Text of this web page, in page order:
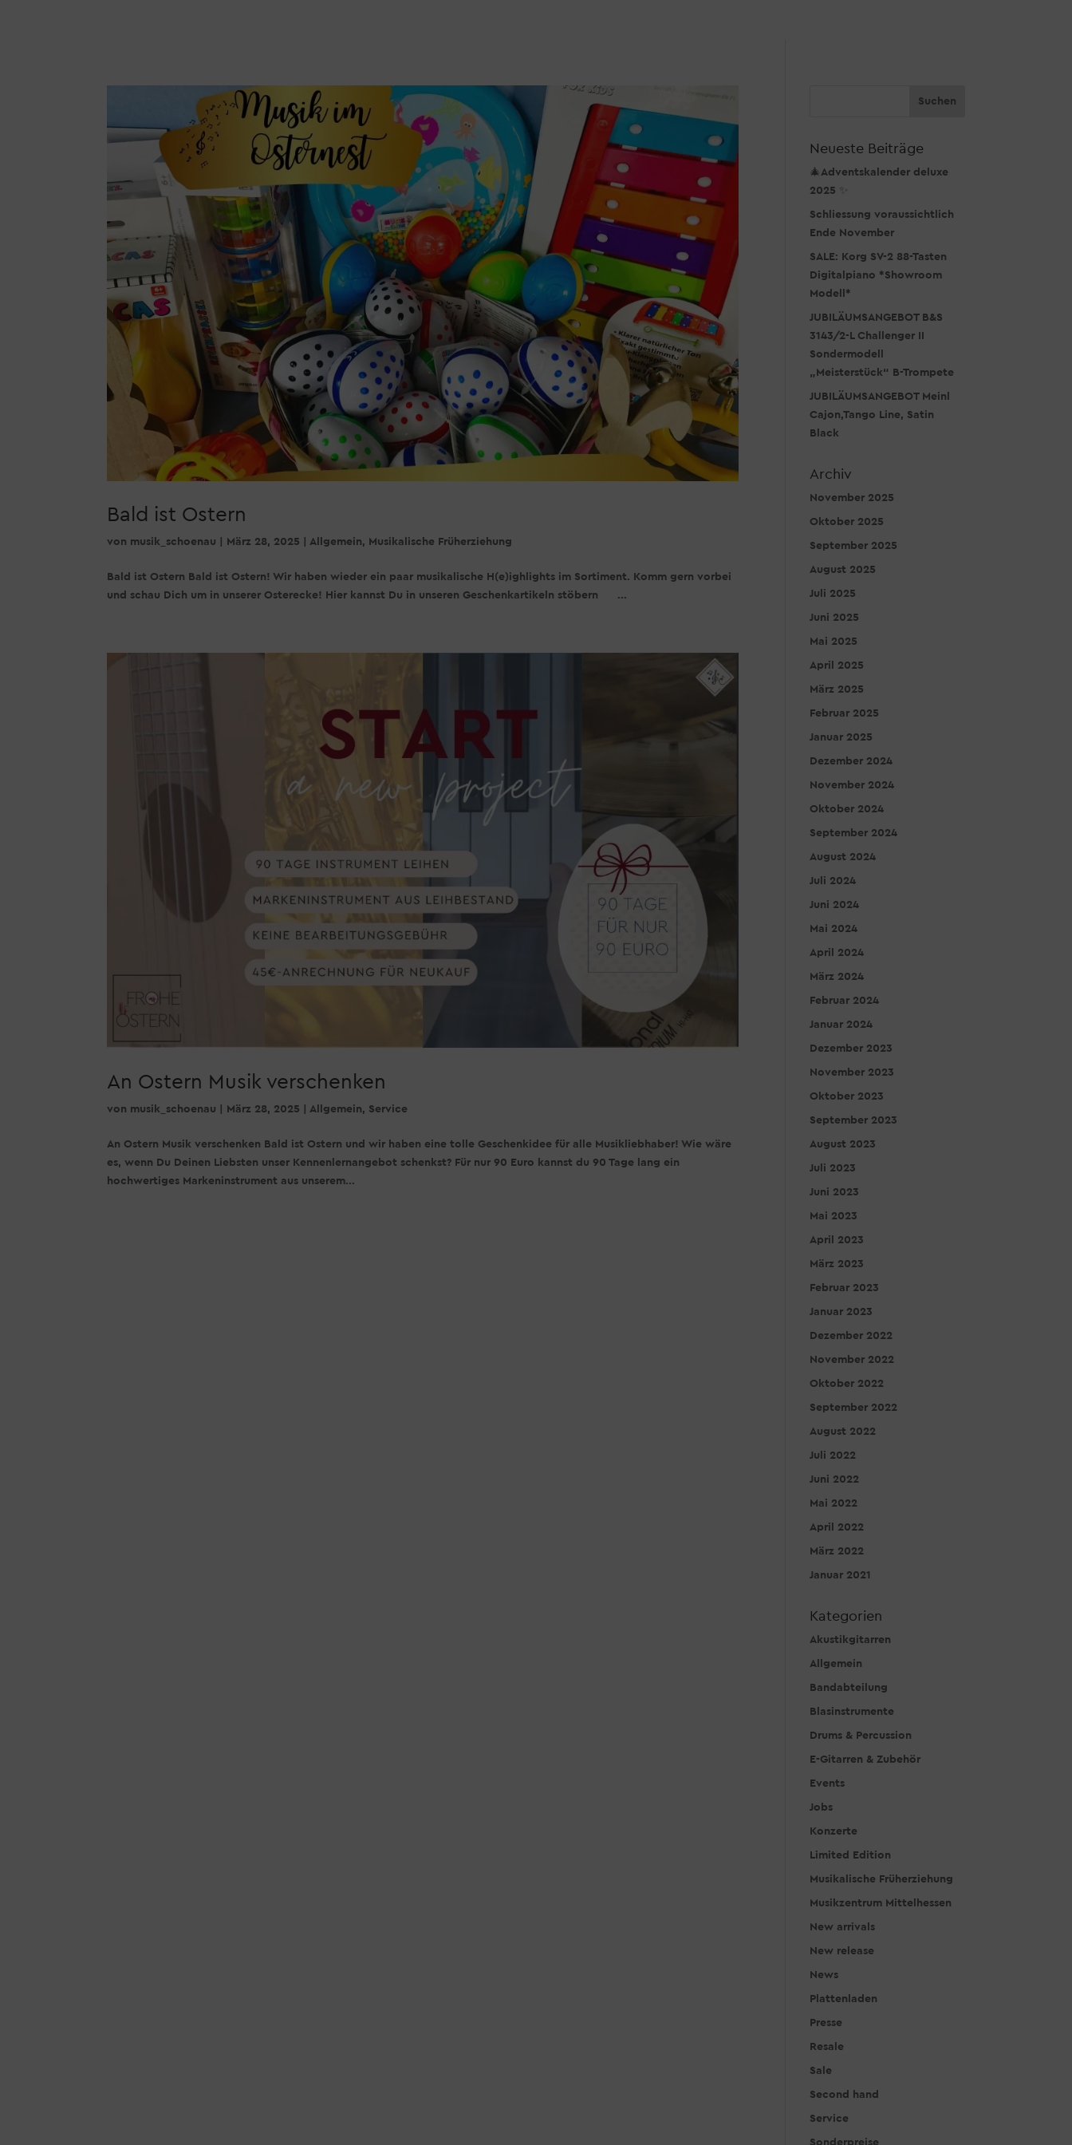
Bald ist Ostern
von musik_schoenau März 28, 2025 |Allgemein, Musikalische Früherziehung
Bald ist Ostern Bald ist Ostern! Wir haben wieder ein paar musikalische H(e)ighlights im Sortiment. Komm gern vorbei
und schau Dich um in unserer Osterecke! Hier kannst Du in unseren Geschenkartikeln stöbern ...
An Ostern Musik verschenken
von musik_schoenau März 28, 2025 |Allgemein, Service
An Ostern Musik verschenken Bald ist Ostern und wir haben eine tolle Geschenkidee für alle Musikliebhaber! Wie wäre
es, wenn Du Deinen Liebsten unser Kennenlernangebot schenkst? Für nur 90 Euro kannst du 90 Tage lang ein
hochwertiges Markeninstrument aus unserem...
Neueste Beiträge
🎄Adventskalender deluxe
2025 ✨
Schliessung voraussichtlich
Ende November
SALE: Korg SV-2 88-Tasten
Digitalpiano *Showroom
Modell*
JUBILÄUMSANGEBOT B&S
3143/2-L Challenger II
Sondermodell
„Meisterstück“ B-Trompete
JUBILÄUMSANGEBOT Meinl
Cajon,Tango Line, Satin
Black
Archiv
November 2025
Oktober 2025
September 2025
August 2025
Juli 2025
Juni 2025
Mai 2025
April 2025
März 2025
Februar 2025
Januar 2025
Dezember 2024
November 2024
Oktober 2024
September 2024
August 2024
Juli 2024
Juni 2024
Mai 2024
April 2024
März 2024
Februar 2024
Januar 2024
Dezember 2023
November 2023
Oktober 2023
September 2023
August 2023
Juli 2023
Juni 2023
Mai 2023
April 2023
März 2023
Februar 2023
Januar 2023
Dezember 2022
November 2022
Oktober 2022
September 2022
August 2022
Juli 2022
Juni 2022
Mai 2022
April 2022
März 2022
Januar 2021
Kategorien
Akustikgitarren
Allgemein
Bandabteilung
Blasinstrumente
Drums & Percussion
E-Gitarren & Zubehör
Events
Jobs
Konzerte
Limited Edition
Musikalische Früherziehung
Musikzentrum Mittelhessen
New arrivals
New release
News
Plattenladen
Presse
Resale
Sale
Second hand
Service
Sonderpreise